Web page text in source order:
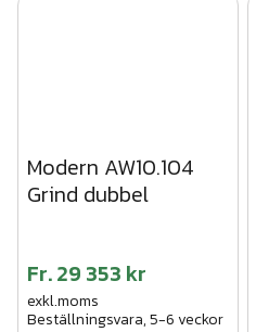
Modern AW10.104
Grind dubbel
Fr.29 353 kr
exkl.moms
Beställningsvara, 5-6 veckor